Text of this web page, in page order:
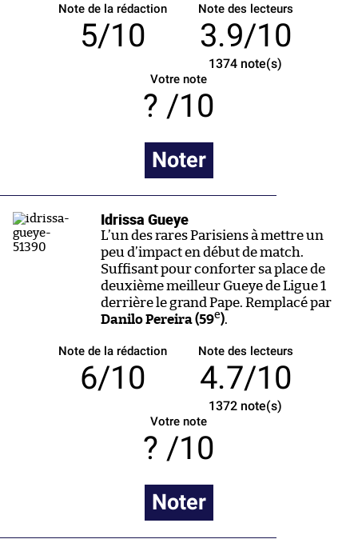
Note de la rédaction
5/10
Note des lecteurs
3.9/10
1374 note(s)
Votre note
/10
Noter
Idrissa Gueye
L’un des rares Parisiens à mettre un
peu d’impact en début de match.
Suffisant pour conforter sa place de
deuxième meilleur Gueye de Ligue 1
derrière le grand Pape. Remplacé par
Danilo Pereira (59e).
Note de la rédaction
6/10
Note des lecteurs
4.7/10
1372 note(s)
Votre note
/10
Noter